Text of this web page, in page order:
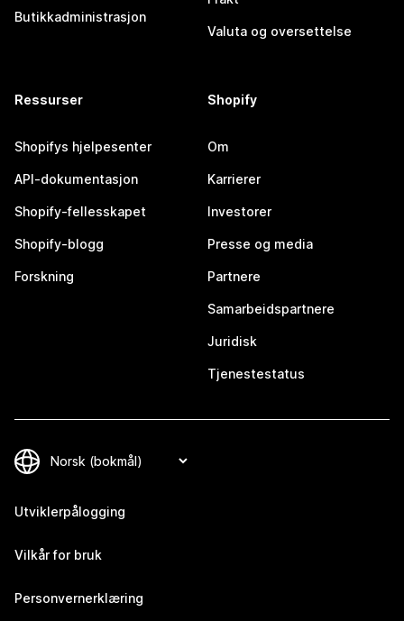
Butikkadministrasjon
Valuta og oversettelse
Ressurser
Shopifys hjelpesenter
API-dokumentasjon
Shopify-fellesskapet
Shopify-blogg
Forskning
Shopify
Om
Karrierer
Investorer
Presse og media
Partnere
Samarbeidspartnere
Juridisk
Tjenestestatus
Utviklerpålogging
Vilkår for bruk
Personvernerklæring